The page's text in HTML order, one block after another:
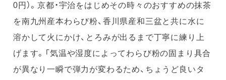
0円）。京都・宇治をはじめその時々のおすすめの抹茶
を南九州産本わらび粉、香川県産和三盆と共に水に
溶かして火にかけ、とろみが出るまで丁寧に練り上
げます。「気温や湿度によってわらび粉の固まり具合
が異なり一瞬で弾力が変わるため、ちょうど良いタ